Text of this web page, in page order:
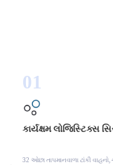
01
કાર્યક્ષમ લોજિસ્ટિક્સ
32 ઓછા તાપમાનવાળા ટાંકી વાહનો,